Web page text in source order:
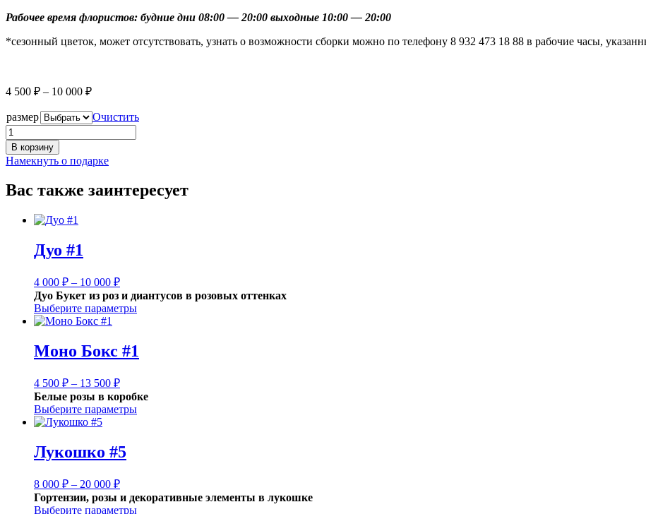
Рабочее время флористов: будние дни 08:00 — 20:00 выходные 10:00 — 20:00
*сезонный цветок, может отсутствовать, узнать о возможности сборки можно по телефону 8 932 473 18 88 в рабочие часы,
4 500 ₽ – 10 000 ₽Диапазон
4
500 ₽
–
000 ₽
размер
Очистить
Количество
В корзину
Намекнуть о подарке
Вас также заинтересует
Дуо #1
4 000 ₽ – 10 000 ₽Диапазон
цен:
4
10
000 ₽
Дуо Букет из роз и диантусов в розовых оттенках
Выберите параметры
Моно Бокс #1
4 500 ₽ – 13 500 ₽Диапазон
цен:
4
13
500 ₽
Белые розы в коробке
Выберите параметры
Лукошко #5
8 000 ₽ – 20 000 ₽Диапазон
цен:
8
Гортензии, розы и декоративные элементы в лукошке
Выберите параметры